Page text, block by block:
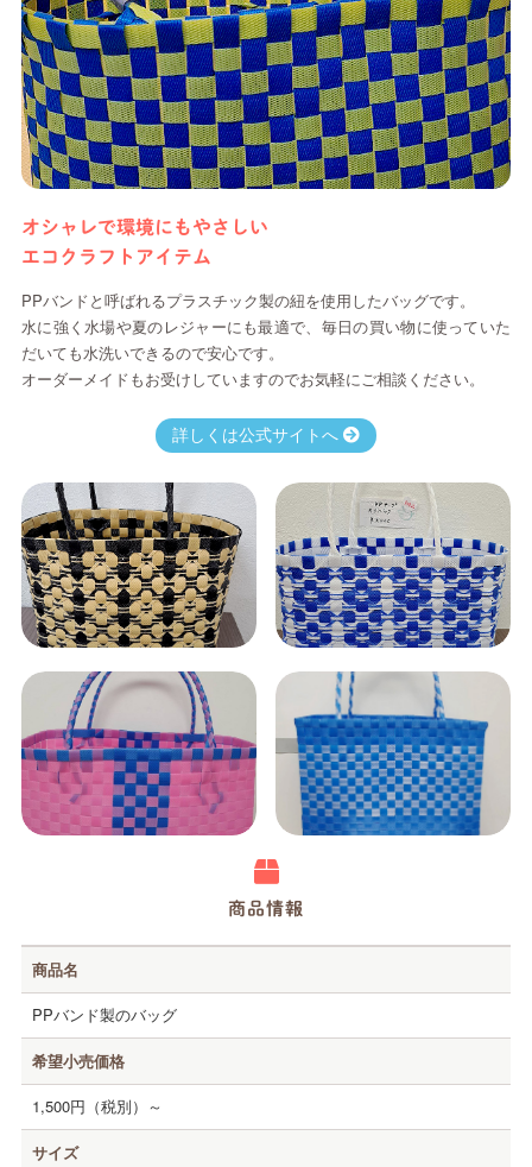
ホーム
Happyとは
事業所紹介
商品・サービス紹介
オシャレで環境にもやさしい
エコクラフトアイテム
PPバンドと呼ばれるプラスチック製の紐を使用したバッグです。
水に強く水場や夏のレジャーにも最適で、毎日の買い物に使っていた
だいても水洗いできるので安心です。
オーダーメイドもお受けしていますのでお気軽にご相談ください。
詳しくは公式サイトへ
商品情報
商品名
PPバンド製のバッグ
希望小売価格
1,500円（税別）～
サイズ